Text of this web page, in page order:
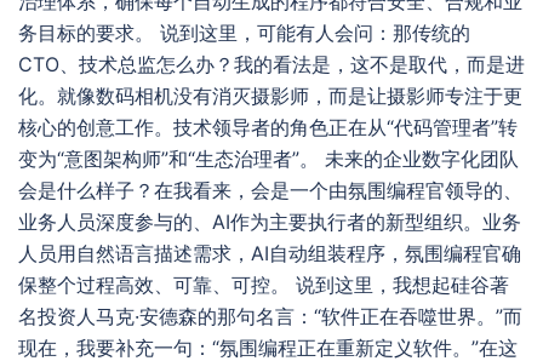
务目标的要求。 说到这里，可能有人会问：那传统的
CTO、技术总监怎么办？我的看法是，这不是取代，而是进
化。就像数码相机没有消灭摄影师，而是让摄影师专注于更
核心的创意工作。技术领导者的角色正在从“代码管理者”转
变为“意图架构师”和“生态治理者”。 未来的企业数字化团队
会是什么样子？在我看来，会是一个由氛围编程官领导的、
业务人员深度参与的、AI作为主要执行者的新型组织。业务
人员用自然语言描述需求，AI自动组装程序，氛围编程官确
保整个过程高效、可靠、可控。 说到这里，我想起硅谷著
名投资人马克·安德森的那句名言：“软件正在吞噬世界。”而
现在，我要补充一句：“氛围编程正在重新定义软件。”在这